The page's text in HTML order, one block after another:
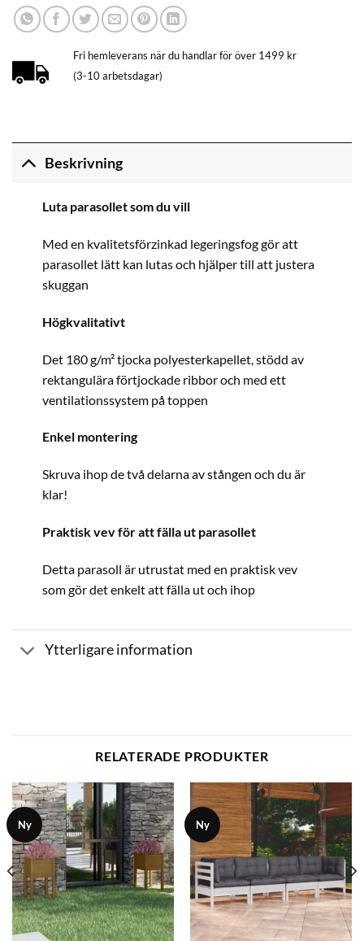
Fri hemleverans när du handlar för över 1499 kr
(3-10 arbetsdagar)
Beskrivning
Luta parasollet som du vill
Med en kvalitetsförzinkad legeringsfog gör att
parasollet lätt kan lutas och hjälper till att justera
skuggan
Högkvalitativt
Det 180 g/m² tjocka polyesterkapellet, stödd av
rektangulära förtjockade ribbor och med ett
ventilationssystem på toppen
Enkel montering
Skruva ihop de två delarna av stången och du är
klar!
Praktisk vev för att fälla ut parasollet
Detta parasoll är utrustat med en praktisk vev
som gör det enkelt att fälla ut och ihop
Ytterligare information
RELATERADE PRODUKTER
Ny Ny